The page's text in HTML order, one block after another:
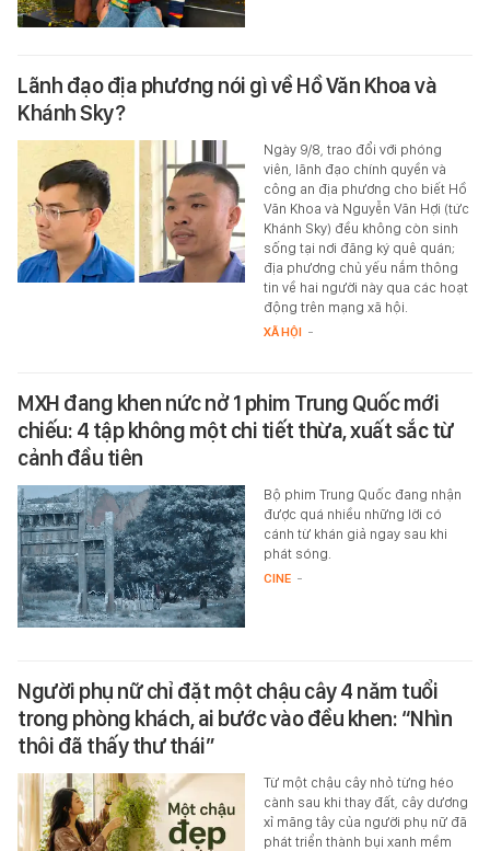
Lãnh đạo địa phương nói gì về Hồ Văn Khoa và
Khánh Sky?
Ngày 9/8, trao đổi với phóng
viên, lãnh đạo chính quyền và
công an địa phương cho biết Hồ
Văn Khoa và Nguyễn Văn Hợi (tức
Khánh Sky) đều không còn sinh
sống tại nơi đăng ký quê quán;
địa phương chủ yếu nắm thông
tin về hai người này qua các hoạt
động trên mạng xã hội.
XÃ HỘI -
MXH đang khen nức nở 1 phim Trung Quốc mới
chiếu: 4 tập không một chi tiết thừa, xuất sắc từ
cảnh đầu tiên
Bộ phim Trung Quốc đang nhận
được quá nhiều những lời có
cánh từ khán giả ngay sau khi
phát sóng.
CINE -
Người phụ nữ chỉ đặt một chậu cây 4 năm tuổi
trong phòng khách, ai bước vào đều khen: “Nhìn
thôi đã thấy thư thái”
Từ một chậu cây nhỏ từng héo
cành sau khi thay đất, cây dương
xỉ măng tây của người phụ nữ đã
phát triển thành bụi xanh mềm